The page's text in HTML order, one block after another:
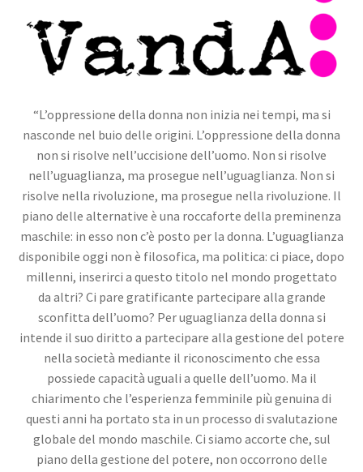
“L’oppressione della donna non inizia nei tempi, ma si
nasconde nel buio delle origini. L’oppressione della donna
non si risolve nell’uccisione dell’uomo. Non si risolve
nell’uguaglianza, ma prosegue nell’uguaglianza. Non si
risolve nella rivoluzione, ma prosegue nella rivoluzione. Il
piano delle alternative è una roccaforte della preminenza
maschile: in esso non c’è posto per la donna. L’uguaglianza
disponibile oggi non è filosofica, ma politica: ci piace, dopo
millenni, inserirci a questo titolo nel mondo progettato
da altri? Ci pare gratificante partecipare alla grande
sconfitta dell’uomo? Per uguaglianza della donna si
intende il suo diritto a partecipare alla gestione del potere
nella società mediante il riconoscimento che essa
possiede capacità uguali a quelle dell’uomo. Ma il
chiarimento che l’esperienza femminile più genuina di
questi anni ha portato sta in un processo di svalutazione
globale del mondo maschile. Ci siamo accorte che, sul
piano della gestione del potere, non occorrono delle